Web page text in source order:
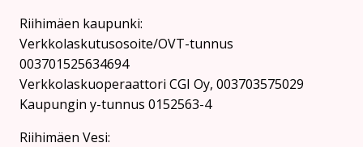
Riihimäen kaupunki:
Verkkolaskutusosoite/OVT-tunnus
003701525634694
Verkkolaskuoperaattori CGI Oy, 003703575029
Kaupungin y-tunnus 0152563-4
Rii­hi­mäen Vesi: